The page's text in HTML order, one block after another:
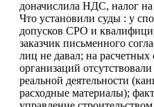
доначислила НДС, налог
Что установили суды : у
допусков СРО и
заказчик письменного
лиц не давал; на
организаций
реальной деятельности
расходные материалы);